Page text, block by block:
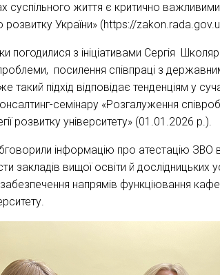
суспільного життя є критично
розвитку України» (https://
погодилися з ініціативами Сергія
посилення співпраці з
такий підхід відповідає тенденціям у
семінару «Розгалуження
розвитку університету» (01.01.2026 р.).
інформацію про атестацію
закладів вищої освіти й дослідницьких
напрямів функціювання